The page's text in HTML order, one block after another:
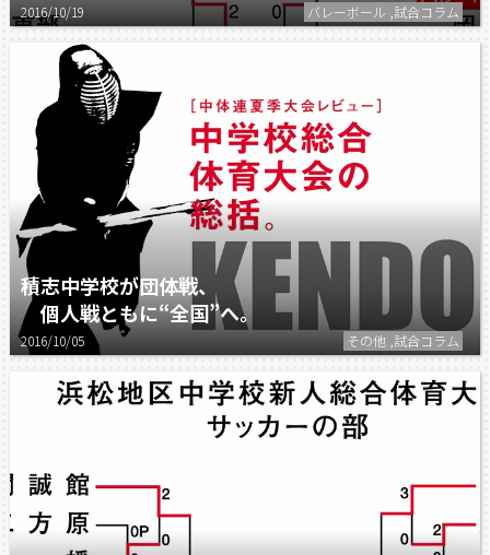
2016/10/19 バレーボール ,試合コラム
積志中学校が団体戦、
個人戦ともに“全国”へ。
2016/10/05 その他 ,試合コラム